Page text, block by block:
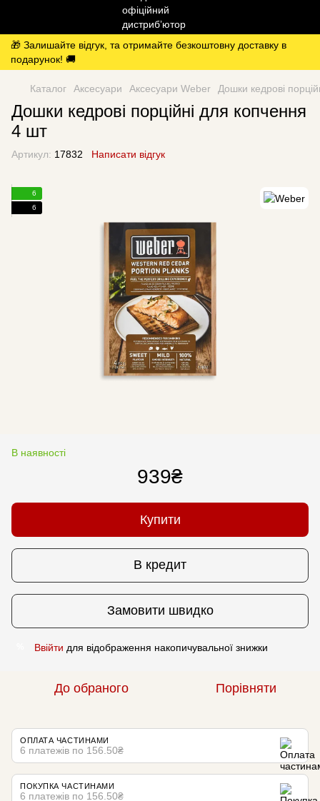
🎁 Залишайте відгук, та отримайте безкоштовну доставку в
подарунок! 🚚
Каталог Аксесуари Аксесуари Weber Дошки кедрові
Дошки кедрові порційні для копчення
4 шт
Артикул: 17832 Написати відгук
6
6
В наявності
939₴
Купити
В кредит
Замовити швидко
Ввійти для відображення накопичувальної знижки
До обраного Порівняти
ОПЛАТА ЧАСТИНАМИ
6 платежів по 156.50₴
ПОКУПКА ЧАСТИНАМИ
6 платежів по 156.50₴